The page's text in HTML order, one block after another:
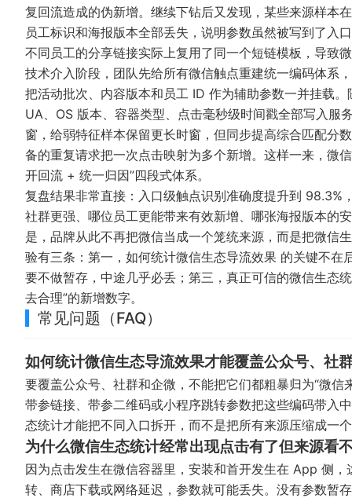
复回流造成的伪新增。继续下钻后又发现，某些来源样本
员工标识和海报版本全部丢失，说明参数虽然被写到了入
不同员工的分享链接实际上复用了同一个短链模板，导致
技术介入阶段，团队先给所有微信触点重建统一编码体系
把活动批次、内容版本和员工 ID 作为辅助参数一并挂载
UA、OS 版本、容器类型、点击毫秒级时间戳全部写入服
窗，给弱特征样本保留更长时窗，但同步提高综合匹配分
备的重复请求把一次点击映射为多个新增。这样一来，微
开回流 + 统一归因”四段式体系。
复盘结果非常直接：入口级触点识别准确度提升到 98.3%
社群更强、哪位员工更能带来有效新增、哪张海报版本的
是，品牌从此不再把微信当成一个笼统来源，而是把微信
验有三条：第一，如何统计微信生态导流效果 的关键不
要不做暂存，中途几乎必丢；第三，真正可信的微信生态
去合理”的新增数字。
常见问题（FAQ）
如何统计微信生态导流效果才能覆盖公众号、社
要覆盖公众号、社群和企微，不能把它们都粗暴归为“微
带参链接、带参二维码或小程序跳转参数把这些编码带入
态统计才能把不同入口拆开，而不是把所有来源压缩成一
为什么微信生态统计经常出现点击有了但来源看
因为点击发生在微信容器里，安装和首开发生在 App 侧
转、商店下载或网络延迟，参数就可能丢失。没有参数暂